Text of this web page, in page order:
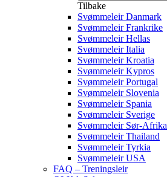
Tilbake
Svømmeleir Danmark
Svømmeleir Frankrike
Svømmeleir Hellas
Svømmeleir Italia
Svømmeleir Kroatia
Svømmeleir Kypros
Svømmeleir Portugal
Svømmeleir Slovenia
Svømmeleir Spania
Svømmeleir Sverige
Svømmeleir Sør-Afrika
Svømmeleir Thailand
Svømmeleir Tyrkia
Svømmeleir USA
FAQ – Treningsleir